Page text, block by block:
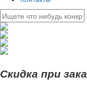
Скидка при